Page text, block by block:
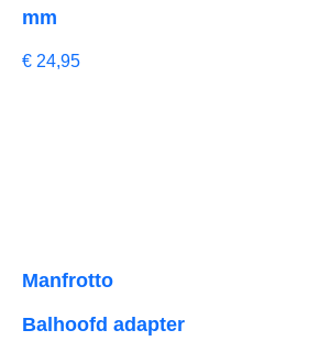
mm
€ 24,95
Manfrotto
Balhoofd adapter